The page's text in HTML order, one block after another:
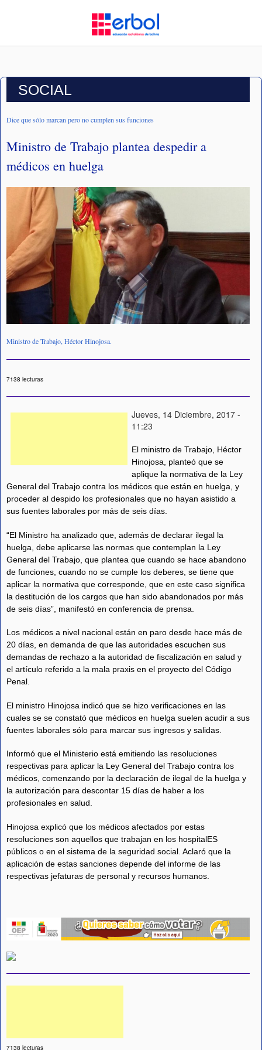
SOCIAL
Dice que sólo marcan pero no cumplen sus funciones
Ministro de Trabajo plantea despedir a
médicos en huelga
Ministro de Trabajo, Héctor Hinojosa.
7138 lecturas
Jueves, 14 Diciembre, 2017 -
11:23
El ministro de Trabajo, Héctor
Hinojosa, planteó que se
aplique la normativa de la Ley
General del Trabajo contra los médicos que están en huelga, y
proceder al despido los profesionales que no hayan asistido a
sus fuentes laborales por más de seis días.
“El Ministro ha analizado que, además de declarar ilegal la
huelga, debe aplicarse las normas que contemplan la Ley
General del Trabajo, que plantea que cuando se hace abandono
de funciones, cuando no se cumple los deberes, se tiene que
aplicar la normativa que corresponde, que en este caso significa
la destitución de los cargos que han sido abandonados por más
de seis días”, manifestó en conferencia de prensa.
Los médicos a nivel nacional están en paro desde hace más de
20 días, en demanda de que las autoridades escuchen sus
demandas de rechazo a la autoridad de fiscalización en salud y
el artículo referido a la mala praxis en el proyecto del Código
Penal.
El ministro Hinojosa indicó que se hizo verificaciones en las
cuales se se constató que médicos en huelga suelen acudir a sus
fuentes laborales sólo para marcar sus ingresos y salidas.
Informó que el Ministerio está emitiendo las resoluciones
respectivas para aplicar la Ley General del Trabajo contra los
médicos, comenzando por la declaración de ilegal de la huelga y
la autorización para descontar 15 días de haber a los
profesionales en salud.
Hinojosa explicó que los médicos afectados por estas
resoluciones son aquellos que trabajan en los hospitalES
públicos o en el sistema de la seguridad social. Aclaró que la
aplicación de estas sanciones depende del informe de las
respectivas jefaturas de personal y recursos humanos.
7138 lecturas